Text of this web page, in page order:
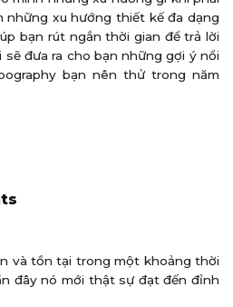
những xu hướng thiết kế đa dạng
bạn rút ngắn thời gian để trả lời
đưa ra cho bạn những gợi ý nổi
bạn nên thử trong năm
và tồn tại trong một khoảng thời
đây nó mới thật sự đạt đến đỉnh